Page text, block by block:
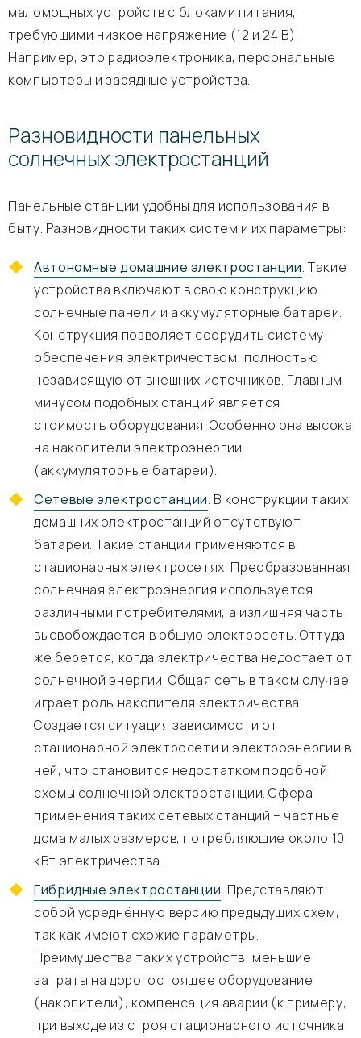
маломощных устройств с блоками питания,
требующими низкое напряжение (12 и 24 В).
Например, это радиоэлектроника, персональные
компьютеры и зарядные устройства.
Разновидности панельных
солнечных электростанций
Панельные станции удобны для использования в
быту. Разновидности таких систем и их параметры:
Автономные домашние электростанции. Такие
устройства включают в свою конструкцию
солнечные панели и аккумуляторные батареи.
Конструкция позволяет соорудить систему
обеспечения электричеством, полностью
независящую от внешних источников. Главным
минусом подобных станций является
стоимость оборудования. Особенно она высока
на накопители электроэнергии
(аккумуляторные батареи).
Сетевые электростанции. В конструкции таких
домашних электростанций отсутствуют
батареи. Такие станции применяются в
стационарных электросетях. Преобразованная
солнечная электроэнергия используется
различными потребителями, а излишняя часть
высвобождается в общую электросеть. Оттуда
же берется, когда электричества недостает от
солнечной энергии. Общая сеть в таком случае
играет роль накопителя электричества.
Создается ситуация зависимости от
стационарной электросети и электроэнергии в
ней, что становится недостатком подобной
схемы солнечной электростанции. Сфера
применения таких сетевых станций – частные
дома малых размеров, потребляющие около 10
кВт электричества.
Гибридные электростанции. Представляют
собой усреднённую версию предыдущих схем,
так как имеют схожие параметры.
Преимущества таких устройств: меньшие
затраты на дорогостоящее оборудование
(накопители), компенсация аварии (к примеру,
при выходе из строя стационарного источника,